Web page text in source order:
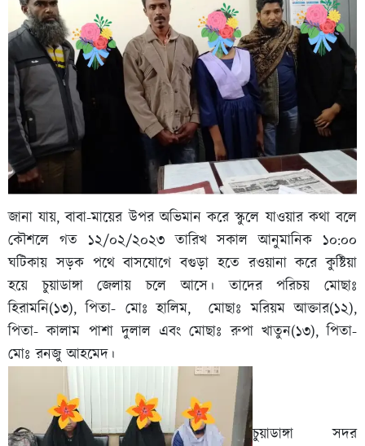
জানা যায়, বাবা-মায়ের উপর অভিমান করে স্কুলে যাওয়ার কথা বলে
কৌশলে গত ১২/০২/২০২৩ তারিখ সকাল আনুমানিক ১০:০০
ঘটিকায় সড়ক পথে বাসযোগে বগুড়া হতে রওয়ানা করে কুষ্টিয়া
হয়ে চুয়াডাঙ্গা জেলায় চলে আসে। তাদের পরিচয় মোছাঃ
হিরামনি(১৩), পিতা- মোঃ হালিম, মোছাঃ মরিয়ম আক্তার(১২),
পিতা- কালাম পাশা দুলাল এবং মোছাঃ রুপা খাতুন(১৩), পিতা-
মোঃ রনজু আহমেদ।
চুয়াডাঙ্গা সদর